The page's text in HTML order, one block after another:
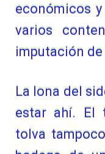
económicos
varios
imputación
La lona del
estar ahí. El
tolva